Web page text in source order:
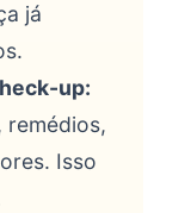
já
up:
remédios,
Isso